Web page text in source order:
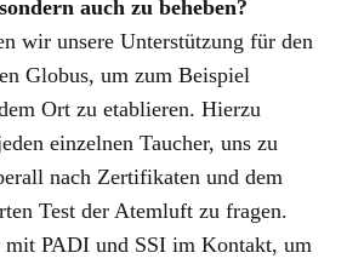
auch zu beheben?
wir unsere Unterstützung für den
Globus, um zum Beispiel
Ort zu etablieren. Hierzu
einzelnen Taucher, uns zu
nach Zertifikaten und dem
Test der Atemluft zu fragen.
PADI und SSI im Kontakt, um